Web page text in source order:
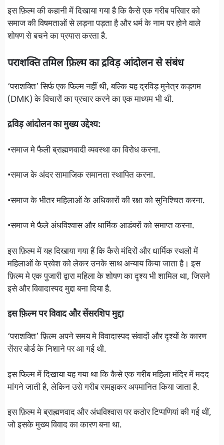
इस फ़िल्म की कहानी में दिखाया गया है कि कैसे एक गरीब परिवार को
समाज की विषमताओं से लड़ना पड़ता है और धर्म के नाम पर होने वाले
शोषण से बचने का प्रयास करता है.
पराशक्ति तमिल फ़िल्म का द्रविड़ आंदोलन से संबंध
‘पराशक्ति’ सिर्फ एक फिल्म नहीं थी, बल्कि यह द्रविड़ मुनेत्र कड़गम
(DMK) के विचारों का प्रचार करने का एक माध्यम भी थी.
द्रविड़ आंदोलन का मुख्य उद्देश्य:
•समाज मे फैली ब्राह्मणवादी व्यवस्था का विरोध करना.
•समाज के अंदर सामाजिक समानता स्थापित करना.
•समाज के भीतर महिलाओं के अधिकारों की रक्षा को सुनिश्चित करना.
•समाज मे फैले अंधविश्वास और धार्मिक आडंबरों को समाप्त करना.
इस फ़िल्म में यह दिखाया गया हैं कि कैसे मंदिरों और धार्मिक स्थलों में
महिलाओं के प्रवेश को लेकर उनके साथ अन्याय किया जाता है। इस
फ़िल्म मे एक पुजारी द्वारा महिला के शोषण का दृश्य भी शामिल था, जिसने
इसे और विवादास्पद मुद्दा बना दिया है.
इस फ़िल्म पर विवाद और सेंसरशिप मुद्दा
‘पराशक्ति’ फ़िल्म अपने समय मे विवादास्पद संवादों और दृश्यों के कारण
सेंसर बोर्ड के निशाने पर आ गई थी.
इस फिल्म में दिखाया यह गया था कि कैसे एक गरीब महिला मंदिर में मदद
मांगने जाती है, लेकिन उसे गरीब समझकर अपमानित किया जाता है.
इस फ़िल्म मे ब्राह्मणवाद और अंधविश्वास पर कठोर टिप्पणियां की गई थीं,
जो इसके मुख्य विवाद का कारण बना था.